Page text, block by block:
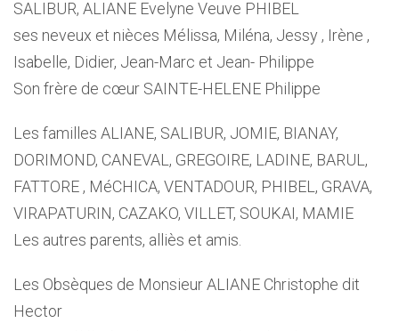
SALIBUR, ALIANE Evelyne Veuve PHIBEL
ses neveux et nièces Mélissa, Miléna, Jessy , Irène ,
Isabelle, Didier, Jean-Marc et Jean- Philippe
Son frère de cœur SAINTE-HELENE Philippe
Les familles ALIANE, SALIBUR, JOMIE, BIANAY,
DORIMOND, CANEVAL, GREGOIRE, LADINE, BARUL,
FATTORE , MéCHICA, VENTADOUR, PHIBEL, GRAVA,
VIRAPATURIN, CAZAKO, VILLET, SOUKAI, MAMIE
Les autres parents, alliès et amis.
Les Obsèques de Monsieur ALIANE Christophe dit
Hector